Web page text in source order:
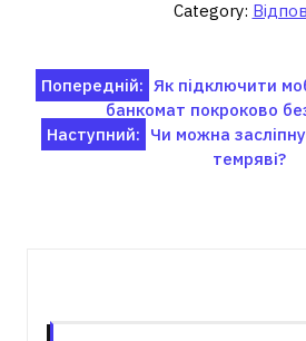
Category:
Навігація
записів
Попередній: Як підключити
банкомат покроково
Наступний: Чи можна
темряві?